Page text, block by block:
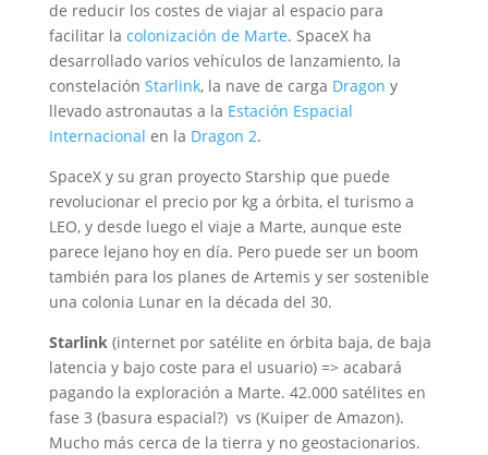
de reducir los costes de viajar al espacio para
facilitar la colonización de Marte. SpaceX ha
desarrollado varios vehículos de lanzamiento, la
constelación Starlink, la nave de carga Dragon y
llevado astronautas a la Estación Espacial
Internacional en la Dragon 2.
SpaceX y su gran proyecto Starship que puede
revolucionar el precio por kg a órbita, el turismo a
LEO, y desde luego el viaje a Marte, aunque este
parece lejano hoy en día. Pero puede ser un boom
también para los planes de Artemis y ser sostenible
una colonia Lunar en la década del 30.
Starlink(internet por satélite en órbita baja, de baja
latencia y bajo coste para el usuario) => acabará
pagando la exploración a Marte. 42.000 satélites en
fase 3 (basura espacial?) vs (Kuiper de Amazon).
Mucho más cerca de la tierra y no geostacionarios.